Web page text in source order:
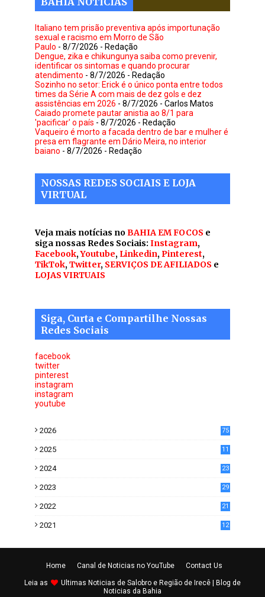
Italiano tem prisão preventiva após importunação
sexual e racismo em Morro de São
Paulo - 8/7/2026 - Redação
Dengue, zika e chikungunya saiba como prevenir,
identificar os sintomas e quando procurar
atendimento - 8/7/2026 - Redação
Sozinho no setor: Erick é o único ponta entre todos
times da Série A com mais de dez gols e dez
assistências em 2026 - 8/7/2026 - Carlos Matos
Caiado promete pautar anistia ao 8/1 para
'pacificar' o país - 8/7/2026 - Redação
Vaqueiro é morto a facada dentro de bar e mulher é
presa em flagrante em Dário Meira, no interior
baiano - 8/7/2026 - Redação
NOSSAS REDES SOCIAIS E LOJA
VIRTUAL
Veja mais notícias noBAHIA EM FOCOS e
siga nossas Redes Sociais: Instagram,
Facebook,Youtube, Linkedin,Pinterest,
TikTok,Twitter, SERVIÇOS DE AFILIADOS e
LOJAS VIRTUAIS
Siga, Curta e Compartilhe Nossas
Redes Sociais
facebook
twitter
pinterest
instagram
instagram
youtube
2026 75
2025
11
2024
23
2023
29
2022
21
2021
12
Home Canal de Noticias no YouTube Contact Us
Leia as Ultimas Noticias de Salobro e Região de Irecê
| Blog de
Noticias da Bahia